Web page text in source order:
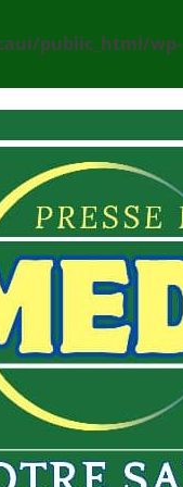
public_html/wp-